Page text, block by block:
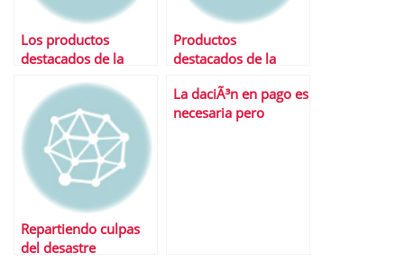
Los productos
destacados de la
Productos
destacados de la
Repartiendo culpas
del desastre
La daciÃ³n en pago es
necesaria pero